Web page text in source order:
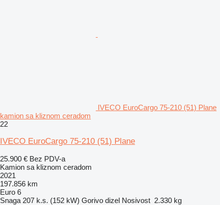
IVECO EuroCargo 75-210 (51) Plane
kamion sa kliznom ceradom
22
IVECO EuroCargo 75-210 (51) Plane
25.900 € Bez PDV-a
Kamion sa kliznom ceradom
2021
197.856 km
Euro 6
Snaga 207 k.s. (152 kW) Gorivo dizel Nosivost 2.330 kg